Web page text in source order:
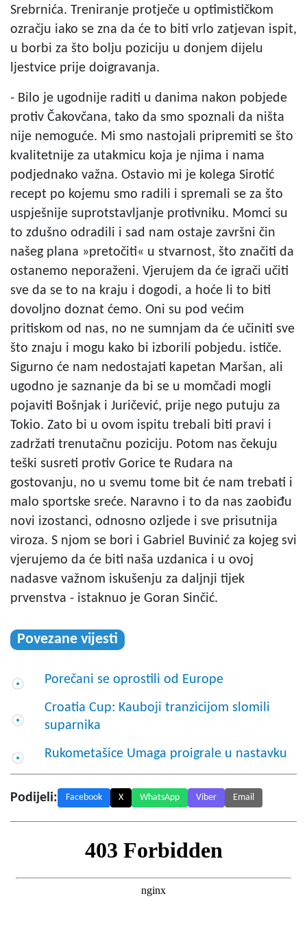
Srebrnića. Treniranje protječe u optimističkom
ozračju iako se zna da će to biti vrlo zatjevan ispit,
u borbi za što bolju poziciju u donjem dijelu
ljestvice prije doigravanja.
- Bilo je ugodnije raditi u danima nakon pobjede
protiv Čakovčana, tako da smo spoznali da ništa
nije nemoguće. Mi smo nastojali pripremiti se što
kvalitetnije za utakmicu koja je njima i nama
podjednako važna. Ostavio mi je kolega Sirotić
recept po kojemu smo radili i spremali se za što
uspješnije suprotstavljanje protivniku. Momci su
to zdušno odradili i sad nam ostaje završni čin
našeg plana »pretočiti« u stvarnost, što značiti da
ostanemo neporaženi. Vjerujem da će igrači učiti
sve da se to na kraju i dogodi, a hoće li to biti
dovoljno doznat ćemo. Oni su pod većim
pritiskom od nas, no ne sumnjam da će učiniti sve
što znaju i mogu kako bi izborili pobjedu. ističe.
Sigurno će nam nedostajati kapetan Maršan, ali
ugodno je saznanje da bi se u momčadi mogli
pojaviti Bošnjak i Juričević, prije nego putuju za
Tokio. Zato bi u ovom ispitu trebali biti pravi i
zadržati trenutačnu poziciju. Potom nas čekuju
teški susreti protiv Gorice te Rudara na
gostovanju, no u svemu tome bit će nam trebati i
malo sportske sreće. Naravno i to da nas zaobiđu
novi izostanci, odnosno ozljede i sve prisutnija
viroza. S njom se bori i Gabriel Buvinić za kojeg svi
vjerujemo da će biti naša uzdanica i u ovoj
nadasve važnom iskušenju za daljnji tijek
prvenstva - istaknuo je Goran Sinčić.
Povezane vijesti
Porečani se oprostili od Europe
Croatia Cup: Kauboji tranzicijom slomili
suparnika
Rukometašice Umaga proigrale u nastavku
Podijeli: Facebook X WhatsApp Viber Email